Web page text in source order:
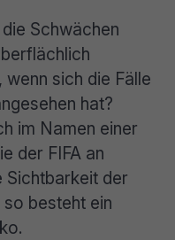
Schwächen
sich die Fälle
hat?
im Namen einer
der FIFA an
Sichtbarkeit der
besteht ein